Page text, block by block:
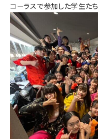
コーラスで参加した学生たち